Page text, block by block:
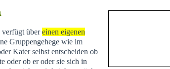
verfügt übereinen eigenen
Gruppengehege wie im
Kater selbst entscheiden ob
oder ob er oder sie sich in